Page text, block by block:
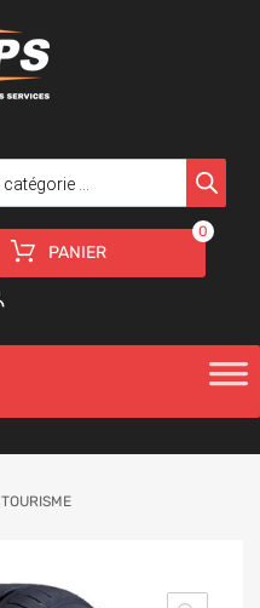
PANIER
0
TOURISME